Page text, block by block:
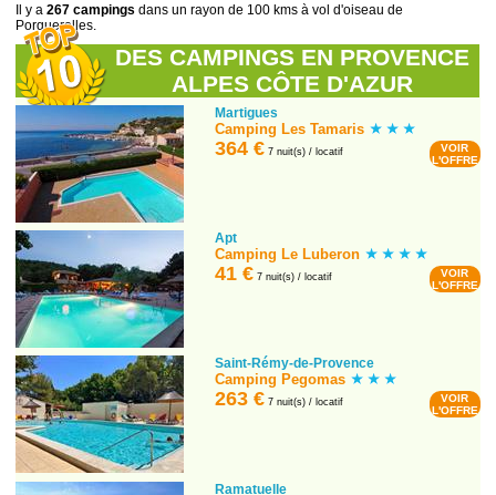
Il y a267 campings dans un rayon de 100 kms à vol d'oiseau de
Porquerolles.
DES CAMPINGS EN PROVENCE
ALPES CÔTE D'AZUR
Martigues
Camping Les Tamaris
364 € 7 nuit(s) / locatif
VOIR
L'OFFRE
Apt
Camping Le Luberon
41 € 7 nuit(s) / locatif
VOIR
L'OFFRE
Saint-Rémy-de-Provence
Camping Pegomas
263 € 7 nuit(s) / locatif
VOIR
L'OFFRE
Ramatuelle